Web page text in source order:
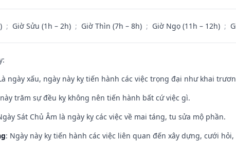
; Giờ Sửu (1h – 2h) ; Giờ Thìn (7h – 8h) ; Giờ Ngọ (11h – 12h) ;
ngày xấu, ngày này kỵ tiến hành các việc trọng đại như khai
trăm sự đều kỵ không nên tiến hành bất cứ việc gì.
Sát Chủ Âm là ngày kỵ các việc về mai táng, tu sửa mộ phần.
: Ngày này kỵ tiến hành các việc liên quan đến xây dựng, cưới